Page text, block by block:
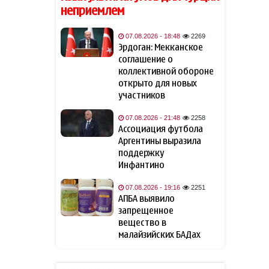
отверг вариант досрочной
отставки Мерца с поста
канцлера
Bloomberg: Украина обещала
США не атаковать
инфраструктуру КТК в
Черном море
09:12
Трамп объявил об
инвестициях в размере $3
млрд в горнодобывающей
отрасли
09:05
МИД Украины отреагировал
на одобрение «адских
санкций» против России
Азербайджан вновь
неприемлем
07.08.2026 - 18:48 2269
Эрдоган: Мекканское
соглашение о
коллективной обороне
открыто для новых
участников
07.08.2026 - 21:48 2258
Ассоциация футбола
Аргентины выразила
поддержку
Инфантино
07.08.2026 - 19:16 2251
АПБА выявило
запрещенное
вещество в
малайзийских БАДах